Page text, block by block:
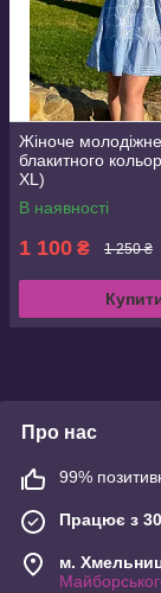
Жіноче
блакитного
XL)
В наявності
1 100 ₴ 1 250 ₴
Про нас
99%
Працює з
м.